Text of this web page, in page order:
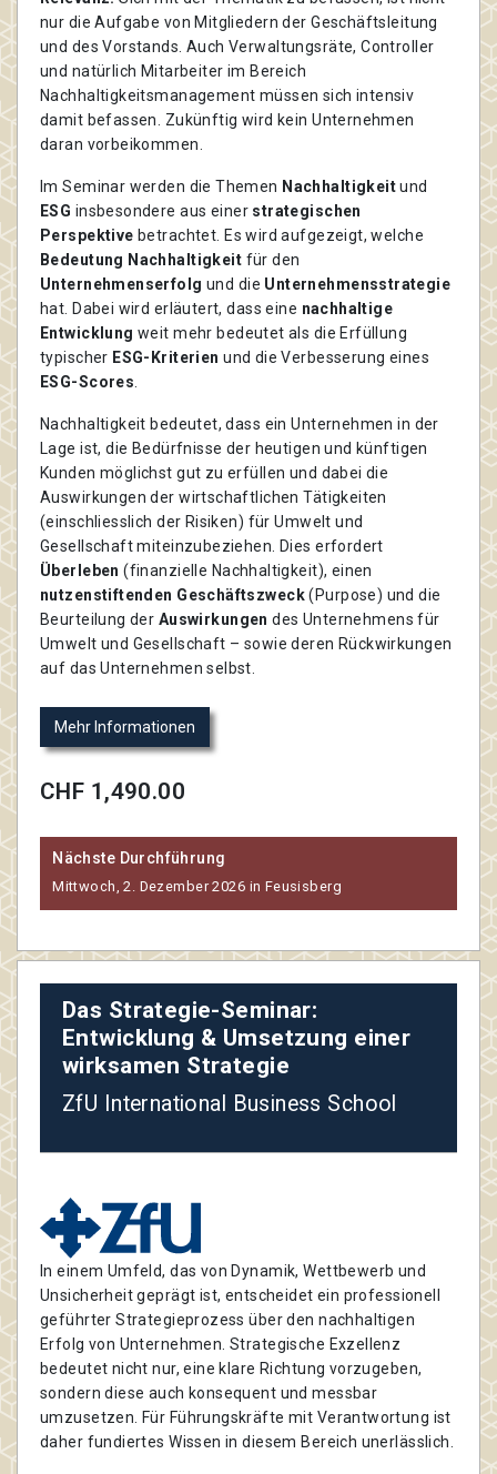
nur die Aufgabe von Mitgliedern der Geschäftsleitung
und des Vorstands. Auch Verwaltungsräte, Controller
und natürlich Mitarbeiter im Bereich
Nachhaltigkeitsmanagement müssen sich intensiv
damit befassen. Zukünftig wird kein Unternehmen
daran vorbeikommen.
Im Seminar werden die Themen Nachhaltigkeitund
ESG insbesondere aus einer strategischen
Perspektive betrachtet. Es wird aufgezeigt, welche
Bedeutung Nachhaltigkeit für den
Unternehmenserfolg und die Unternehmensstrategie
hat. Dabei wird erläutert, dass eine nachhaltige
Entwicklung weit mehr bedeutet als die Erfüllung
typischer ESG-Kriterien und die Verbesserung eines
ESG-Scores
Nachhaltigkeit bedeutet, dass ein Unternehmen in der
Lage ist, die Bedürfnisse der heutigen und künftigen
Kunden möglichst gut zu erfüllen und dabei die
Auswirkungen der wirtschaftlichen Tätigkeiten
(einschliesslich der Risiken) für Umwelt und
Gesellschaft miteinzubeziehen. Dies erfordert
Überleben(finanzielle Nachhaltigkeit), einen
nutzenstiftenden Geschäftszweck(Purpose) und die
Beurteilung der Auswirkungendes Unternehmens für
Umwelt und Gesellschaft – sowie deren Rückwirkungen
auf das Unternehmen selbst.
Mehr Informationen
CHF 1,490.00
Nächste Durchführung
Mittwoch, 2. Dezember 2026 in Feusisberg
Das Strategie-Seminar:
Entwicklung & Umsetzung einer
wirksamen Strategie
ZfU International Business School
In einem Umfeld, das von Dynamik, Wettbewerb und
Unsicherheit geprägt ist, entscheidet ein professionell
geführter Strategieprozess über den nachhaltigen
Erfolg von Unternehmen. Strategische Exzellenz
bedeutet nicht nur, eine klare Richtung vorzugeben,
sondern diese auch konsequent und messbar
umzusetzen. Für Führungskräfte mit Verantwortung ist
daher fundiertes Wissen in diesem Bereich unerlässlich.